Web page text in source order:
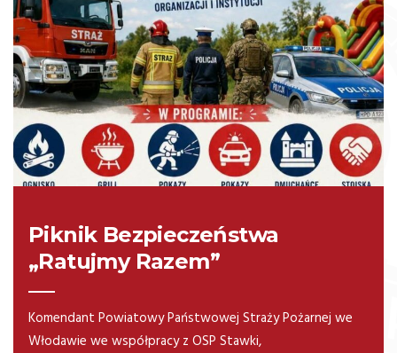
Piknik Bezpieczeństwa
„Ratujmy Razem”
Komendant Powiatowy Państwowej Straży Pożarnej we
Włodawie we współpracy z OSP Stawki,